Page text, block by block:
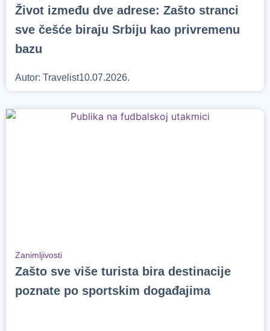
Život između dve adrese: Zašto stranci
sve češće biraju Srbiju kao privremenu
bazu
Autor: Travelist10.07.2026.
Zanimljivosti
Zašto sve više turista bira destinacije
poznate po sportskim događajima